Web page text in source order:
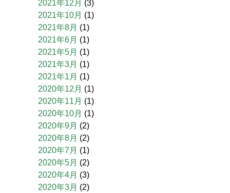
2021年12月 (3)
2021年10月 (1)
2021年8月 (1)
2021年6月 (1)
2021年5月 (1)
2021年3月 (1)
2021年1月 (1)
2020年12月 (1)
2020年11月 (1)
2020年10月 (1)
2020年9月 (2)
2020年8月 (2)
2020年7月 (1)
2020年5月 (2)
2020年4月 (3)
2020年3月 (2)